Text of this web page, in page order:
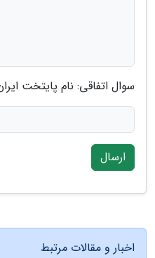
سوال اتفاقی: نام پایتخت
ارسال
اخبار و مقالات مرتبط